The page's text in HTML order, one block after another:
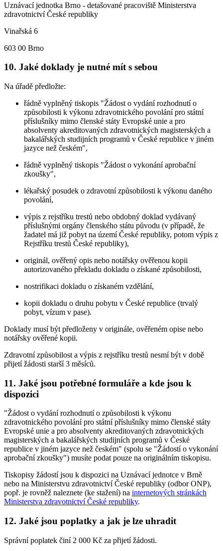
Uznávací jednotka Brno - detašované pracoviště Ministerstva
zdravotnictví České republiky
Vinařská 6
603 00 Brno
10. Jaké doklady je nutné mít s sebou
Na úřadě předložte:
řádně vyplněný tiskopis "Žádost o vydání rozhodnutí o
způsobilosti k výkonu zdravotnického povolání pro státní
příslušníky mimo členské státy Evropské unie a pro
absolventy akreditovaných zdravotnických magisterských a
bakalářských studijních programů v České republice v jiném
jazyce než českém",
řádně vyplněný tiskopis "Žádost o vykonání aprobační
zkoušky",
lékařský posudek o zdravotní způsobilosti k výkonu daného
povolání,
výpis z rejstříku trestů nebo obdobný doklad vydávaný
příslušnými orgány členského státu původu (v případě, že
žadatel má již pobyt na území České republiky, potom výpis z
Rejstříku trestů České republiky),
originál, ověřený opis nebo notářsky ověřenou kopii
autorizovaného překladu dokladu o získané způsobilosti,
nostrifikaci dokladu o získaném vzdělání,
kopii dokladu o druhu pobytu v České republice (trvalý
pobyt, vízum v pase).
Doklady musí být předloženy v originále, ověřeném opise nebo
notářsky ověřené kopii.
Zdravotní způsobilost a výpis z rejstříku trestů nesmí být v době
přijetí žádosti starší 3 měsíců.
11. Jaké jsou potřebné formuláře a kde jsou k
dispozici
"Žádost o vydání rozhodnutí o způsobilosti k výkonu
zdravotnického povolání pro státní příslušníky mimo členské státy
Evropské unie a pro absolventy akreditovaných zdravotnických
magisterských a bakalářských studijních programů v České
republice v jiném jazyce než českém" (spolu se "Žádostí o vykonání
aprobační zkoušky") musíte podat pouze na originálním tiskopisu.
Tiskopisy žádostí jsou k dispozici na Uznávací jednotce v Brně
nebo na Ministerstvu zdravotnictví České republiky (odbor ONP),
popř. je rovněž naleznete (ke stažení) na internetových stránkách
Ministerstva zdravotnictví České republiky.
12. Jaké jsou poplatky a jak je lze uhradit
Správní poplatek činí 2 000 Kč za přijetí žádosti.